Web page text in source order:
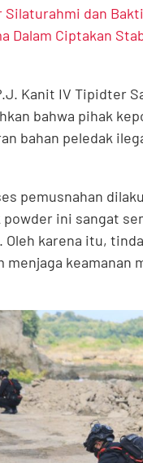
Silaturahmi dan
Dalam Ciptakan
Kanit IV Tipidter
bahwa pihak
bahan peledak
pemusnahan
ini sangat
Oleh karena itu,
keamanan